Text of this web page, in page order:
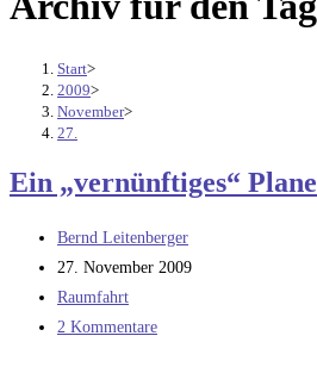
Start>
2009>
November>
27.
Ein „vernünftiges“
Beitrags-
Autor:
Bernd Leitenberger
Beitrag
veröffentlicht:
27. November 2009
Beitrags-
Kategorie:
Raumfahrt
Beitrags-
2 Kommentare